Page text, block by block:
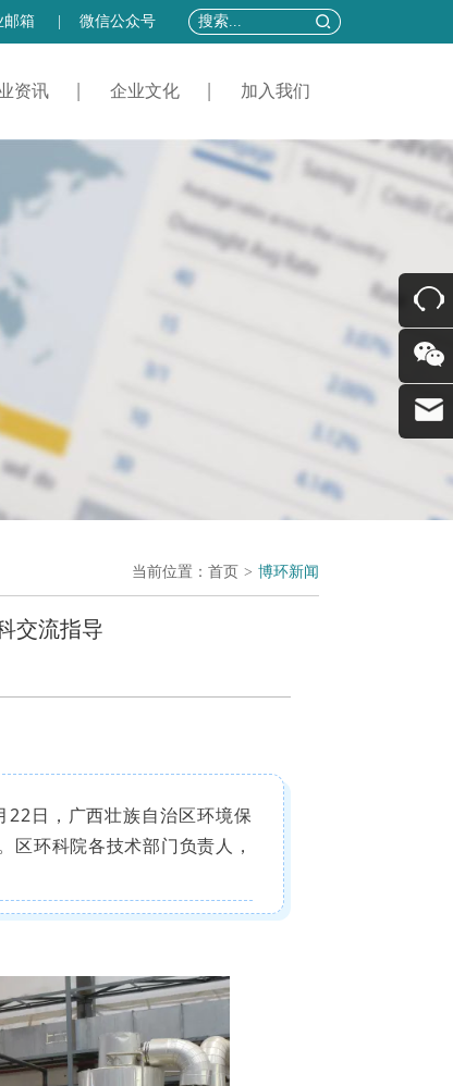
微信公众号
邮箱
资讯 企业文化 加入我们
当前位置： 首页 > 博环新闻
交流指导
日，广西壮族自治区环境保
环科院各技术部门负责人，